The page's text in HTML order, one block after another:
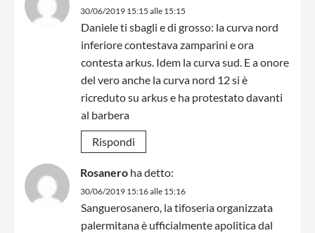
30/06/2019 15:15 alle 15:15
Daniele ti sbagli e di grosso: la curva nord
inferiore contestava zamparini e ora
contesta arkus. Idem la curva sud. E a onore
del vero anche la curva nord 12 si è
ricreduto su arkus e ha protestato davanti
al barbera
Rispondi
Rosanero ha detto:
30/06/2019 15:16 alle 15:16
Sanguerosanero, la tifoseria organizzata
palermitana è ufficialmente apolitica dal